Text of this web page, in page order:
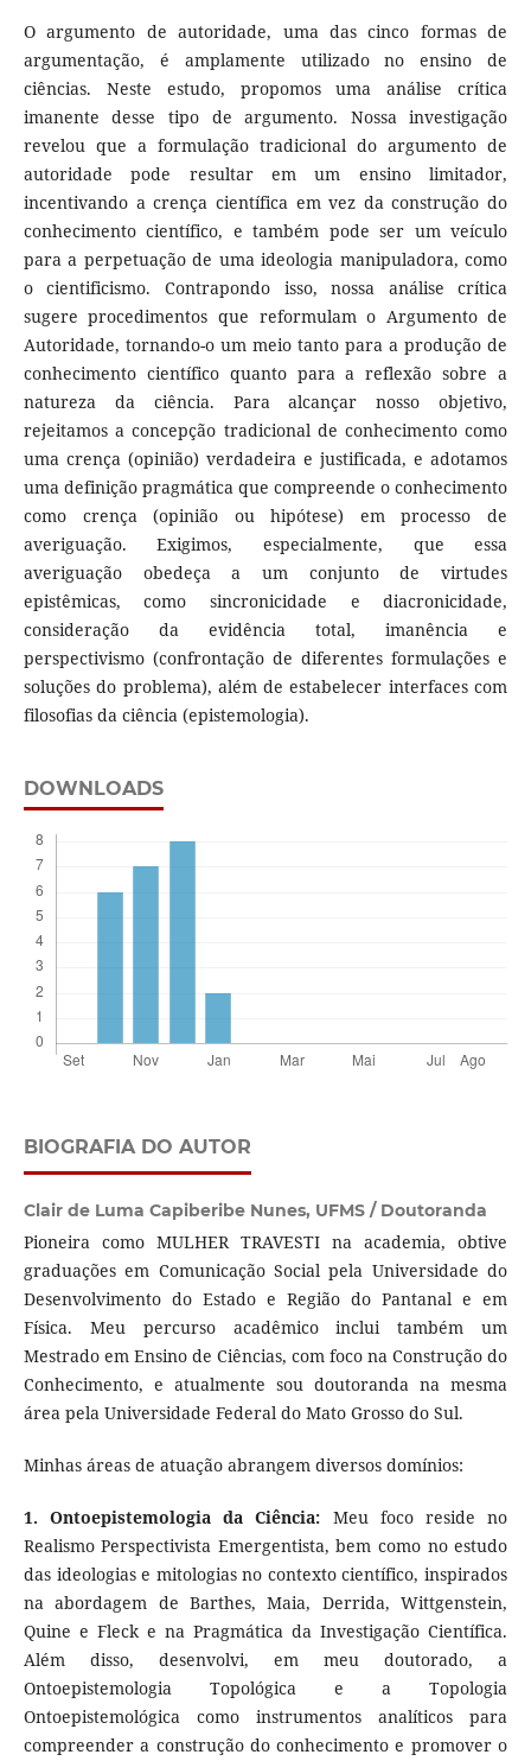
O argumento de autoridade, uma das cinco formas de
argumentação, é amplamente utilizado no ensino de
ciências. Neste estudo, propomos uma análise crítica
imanente desse tipo de argumento. Nossa investigação
revelou que a formulação tradicional do argumento de
autoridade pode resultar em um ensino limitador,
incentivando a crença científica em vez da construção do
conhecimento científico, e também pode ser um veículo
para a perpetuação de uma ideologia manipuladora, como
o cientificismo. Contrapondo isso, nossa análise crítica
sugere procedimentos que reformulam o Argumento de
Autoridade, tornando-o um meio tanto para a produção de
conhecimento científico quanto para a reflexão sobre a
natureza da ciência. Para alcançar nosso objetivo,
rejeitamos a concepção tradicional de conhecimento como
uma crença (opinião) verdadeira e justificada, e adotamos
uma definição pragmática que compreende o conhecimento
como crença (opinião ou hipótese) em processo de
averiguação. Exigimos, especialmente, que essa
averiguação obedeça a um conjunto de virtudes
epistêmicas, como sincronicidade e diacronicidade,
consideração da evidência total, imanência e
perspectivismo (confrontação de diferentes formulações e
soluções do problema), além de estabelecer interfaces com
filosofias da ciência (epistemologia).
DOWNLOADS
BIOGRAFIA DO AUTOR
Clair de Luma Capiberibe Nunes, UFMS / Doutoranda
Pioneira como MULHER TRAVESTI na academia, obtive
graduações em Comunicação Social pela Universidade do
Desenvolvimento do Estado e Região do Pantanal e em
Física. Meu percurso acadêmico inclui também um
Mestrado em Ensino de Ciências, com foco na Construção do
Conhecimento, e atualmente sou doutoranda na mesma
área pela Universidade Federal do Mato Grosso do Sul.
Minhas áreas de atuação abrangem diversos domínios:
1. Ontoepistemologia da Ciência: Meu foco reside no
Realismo Perspectivista Emergentista, bem como no estudo
das ideologias e mitologias no contexto científico, inspirados
na abordagem de Barthes, Maia, Derrida, Wittgenstein,
Quine e Fleck e na Pragmática da Investigação Científica.
Além disso, desenvolvi, em meu doutorado, a
Ontoepistemologia Topológica e a Topologia
Ontoepistemológica como instrumentos analíticos para
compreender a construção do conhecimento e promover o